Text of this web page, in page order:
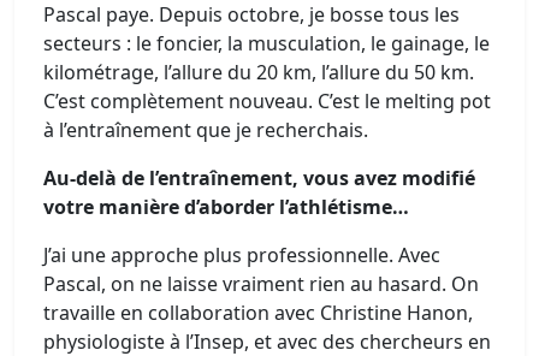
Pascal paye. Depuis octobre, je bosse tous les
secteurs : le foncier, la musculation, le gainage, le
kilométrage, l’allure du 20 km, l’allure du 50 km.
C’est complètement nouveau. C’est le melting pot
à l’entraînement que je recherchais.
Au-delà de l’entraînement, vous avez modifié
votre manière d’aborder l’athlétisme…
J’ai une approche plus professionnelle. Avec
Pascal, on ne laisse vraiment rien au hasard. On
travaille en collaboration avec Christine Hanon,
physiologiste à l’Insep, et avec des chercheurs en